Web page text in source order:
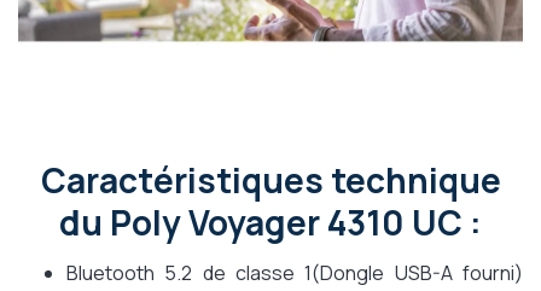
Caractéristiques technique
du Poly Voyager 4310 UC :
Bluetooth 5.2 de classe 1(Dongle USB-A fourni)